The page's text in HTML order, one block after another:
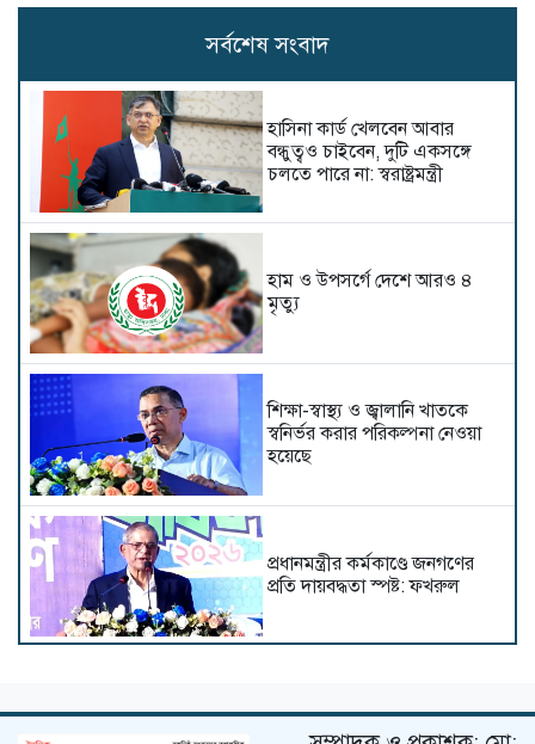
সর্বশেষ সংবাদ
হাসিনা কার্ড খেলবেন আবার
বন্ধুত্বও চাইবেন, দুটি একসঙ্গে
চলতে পারে না: স্বরাষ্ট্রমন্ত্রী
হাম ও উপসর্গে দেশে আরও ৪
মৃত্যু
শিক্ষা-স্বাস্থ্য ও জ্বালানি খাতকে
স্বনির্ভর করার পরিকল্পনা নেওয়া
হয়েছে
প্রধানমন্ত্রীর কর্মকাণ্ডে জনগণের
প্রতি দায়বদ্ধতা স্পষ্ট: ফখরুল
রহমানকেও নির্যাতন করা হয়েছিল: